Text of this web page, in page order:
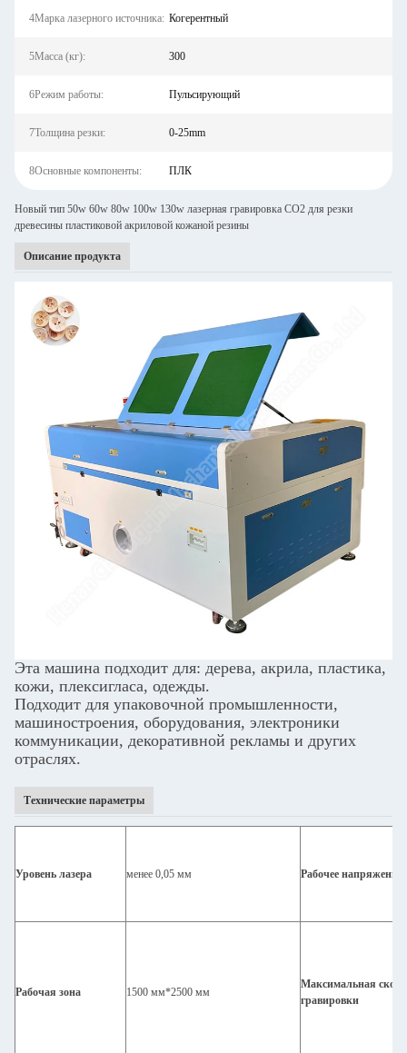
4Марка лазерного источника: Когерентный
5Масса (кг): 300
6Режим работы: Пульсирующий
7Толщина резки: 0-25mm
8Основные компоненты: ПЛК
Новый тип 50w 60w 80w 100w 130w лазерная гравировка CO2 для резки
древесины пластиковой акриловой кожаной резины
Описание продукта
Эта машина подходит для: дерева, акрила, пластика,
кожи, плексигласа, одежды.
Подходит для упаковочной промышленности,
машиностроения, оборудования, электроники
коммуникации, декоративной рекламы и других
отраслях.
Технические параметры
Уровень лазера менее 0,05 мм Рабочее напряжение
Рабочая зона 1500 мм*2500 мм
Максимальная
гравировки